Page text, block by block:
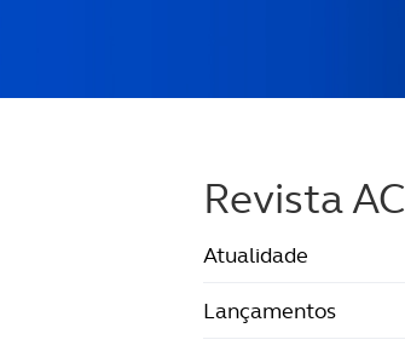
Revista
Atualidade
Lançamentos